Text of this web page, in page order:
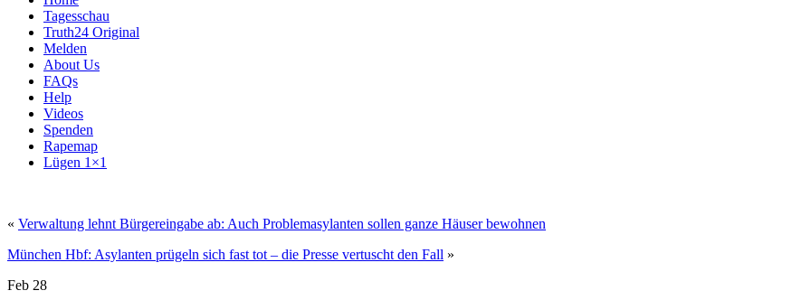
Tagesschau
Truth24 Original
Melden
About Us
FAQs
Help
Videos
Spenden
Rapemap
Lügen 1×1
« Verwaltung lehnt Bürgereingabe ab: Auch Problemasylanten sollen ganze Häuser bewohnen
München Hbf: Asylanten prügeln sich fast tot – die Presse vertuscht den Fall »
Feb 28